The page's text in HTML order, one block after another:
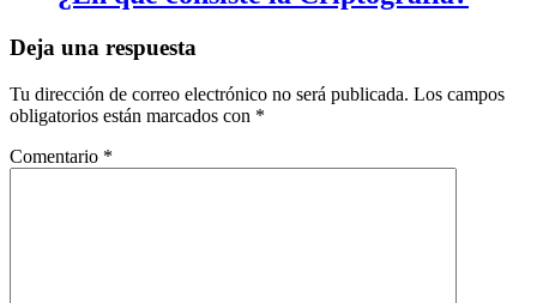
Deja una respuesta
Tu dirección de correo electrónico no será publicada. Los campos
obligatorios están marcados con *
Comentario *